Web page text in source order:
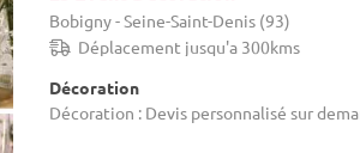
Bobigny - Seine-Saint-Denis (93)
Déplacement jusqu'a 300kms
Décoration
Décoration : Devis personnalisé sur